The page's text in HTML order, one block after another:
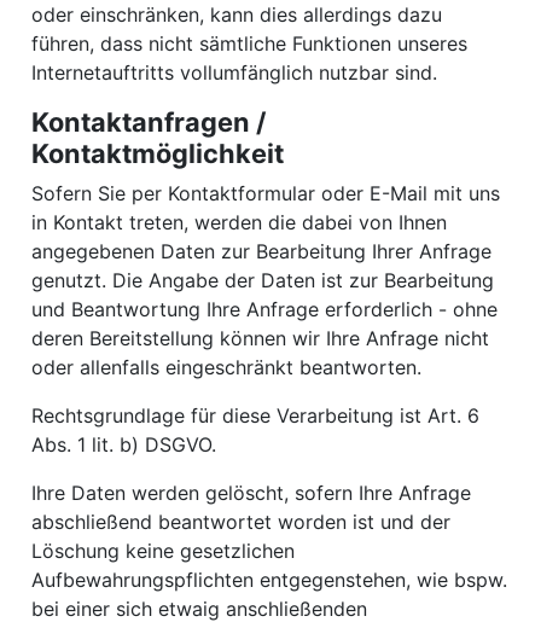
oder einschränken, kann dies allerdings dazu
führen, dass nicht sämtliche Funktionen unseres
Internetauftritts vollumfänglich nutzbar sind.
Kontaktanfragen /
Kontaktmöglichkeit
Sofern Sie per Kontaktformular oder E-Mail mit uns
in Kontakt treten, werden die dabei von Ihnen
angegebenen Daten zur Bearbeitung Ihrer Anfrage
genutzt. Die Angabe der Daten ist zur Bearbeitung
und Beantwortung Ihre Anfrage erforderlich - ohne
deren Bereitstellung können wir Ihre Anfrage nicht
oder allenfalls eingeschränkt beantworten.
Rechtsgrundlage für diese Verarbeitung ist Art. 6
Abs. 1 lit. b) DSGVO.
Ihre Daten werden gelöscht, sofern Ihre Anfrage
abschließend beantwortet worden ist und der
Löschung keine gesetzlichen
Aufbewahrungspflichten entgegenstehen, wie bspw.
bei einer sich etwaig anschließenden